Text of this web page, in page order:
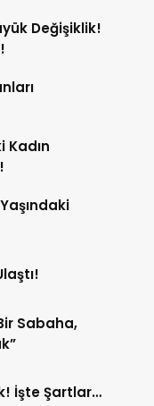
Değişiklik!
Kadın
Sabaha,
İşte Şartlar…